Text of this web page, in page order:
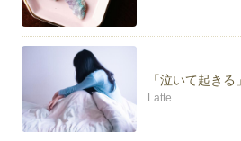
「泣いて起き
Latte